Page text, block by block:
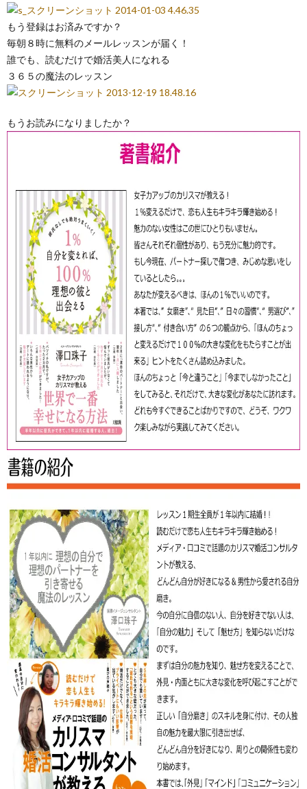
もう登録はお済みですか？
毎朝８時に無料のメールレッスンが届く！
誰でも、読むだけで婚活美人になれる
３６５の魔法のレッスン
もうお読みになりましたか？